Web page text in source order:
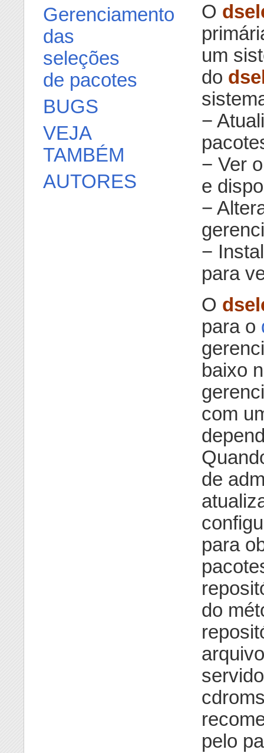
O
um
do
−
− Ver
e
−
−
para
O
para o
baixo
com
de
para
do
pelo
Gerenciamento
das
seleções
de pacotes
BUGS
VEJA
TAMBÉM
AUTORES